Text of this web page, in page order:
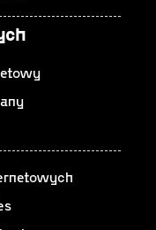
Wiesław Wysocki
Molenda